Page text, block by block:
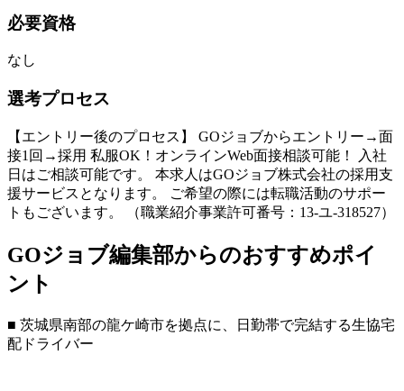
必要資格
なし
選考プロセス
【エントリー後のプロセス】 GOジョブからエントリー→面
接1回→採用 私服OK！オンラインWeb面接相談可能！ 入社
日はご相談可能です。 本求人はGOジョブ株式会社の採用支
援サービスとなります。 ご希望の際には転職活動のサポー
トもございます。 （職業紹介事業許可番号：13-ユ-318527）
GOジョブ編集部からのおすすめポイ
ント
■ 茨城県南部の龍ケ崎市を拠点に、日勤帯で完結する生協宅
配ドライバー